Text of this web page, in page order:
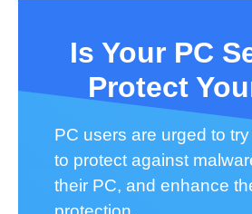
Is Your PC
Protect
PC users are urged to
to protect against
their PC, and enhance